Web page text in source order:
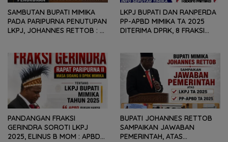
SAMBUTAN BUPATI MIMIKA
PADA PARIPURNA PENUTUPAN
LKPJ, JOHANNES RETTOB :
PENURUNAN FISKAL DAERAH
LKPJ BUPATI DAN RANPERDA
PP-APBD MIMIKA TA 2025
DITERIMA DPRK, 8 FRAKSI
KEPADA PEMERINTAH DAERAH
PANDANGAN FRAKSI
GERINDRA SOROTI LKPJ
2025, ELINUS B MOM : APBD
BUPATI JOHANNES RETTOB
SAMPAIKAN JAWABAN
PEMERINTAH, ATAS